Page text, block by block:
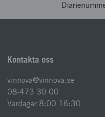
Kontakta oss
vinnova@vinnova.se
08-473 30 00
Vardagar 8:00-16:30